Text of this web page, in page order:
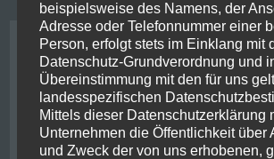
Archive
August 2021(2)
Oktober 2019 (10)
beispielsweise des Namens, der
Adresse oder Telefonnummer einer
Person, erfolgt stets im Einklang mit
Datenschutz-Grundverordnung und
Übereinstimmung mit den für uns
landesspezifischen
Mittels dieser Datenschutzerklärung
Unternehmen die Öffentlichkeit über
und Zweck der von uns erhobenen,